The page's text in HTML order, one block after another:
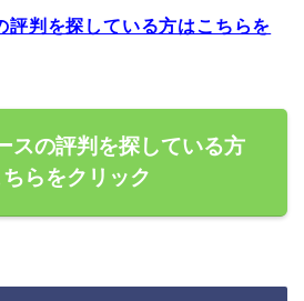
評判を探している方はこちらを
スの評判を探している方
らをクリック